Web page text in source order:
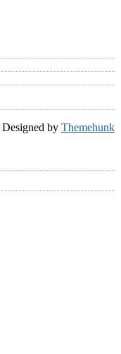
Designed by Themehunk